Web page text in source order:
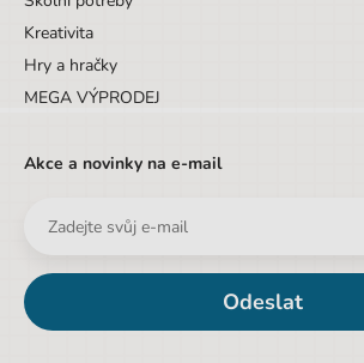
Kreativita
Hry a hračky
MEGA VÝPRODEJ
Akce a novinky na e-mail
Odeslat